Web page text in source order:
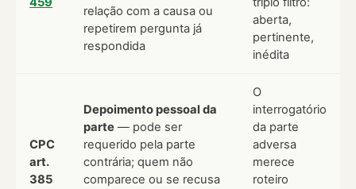
relação com a causa ou
repetirem pergunta já
respondida
aberta,
pertinente,
inédita
CPC
art.
385
Depoimento pessoal da
parte — pode ser
requerido pela parte
contrária; quem não
comparece ou se recusa
O
interrogatório
da parte
adversa
merece
roteiro